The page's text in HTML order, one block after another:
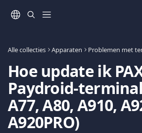
Alle collecties Apparaten Problemen met
Hoe update ik
Paydroid-
A77, A80, A910,
A920PRO)